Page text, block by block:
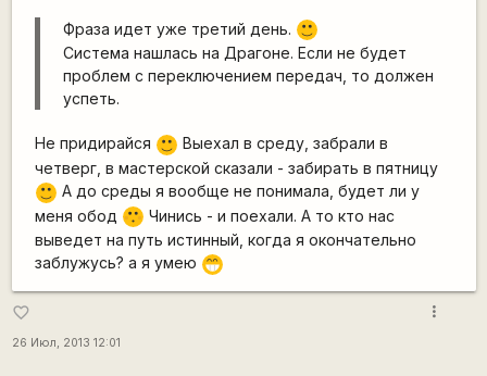
Фраза идет уже третий день.
:)
Система нашлась на Драгоне. Если не будет
проблем с переключением передач, то должен
успеть.
Не придирайся :)
Выехал в среду, забрали в
четверг, в мастерской сказали - забирать в пятницу
:)
А до среды я вообще не понимала, будет ли у
меня обод :-[ Чинись - и поехали. А то кто нас
выведет на путь истинный, когда я окончательно
заблужусь? а я умею ;D
favorite_border
26 Июл, 2013 12:01
more_vert